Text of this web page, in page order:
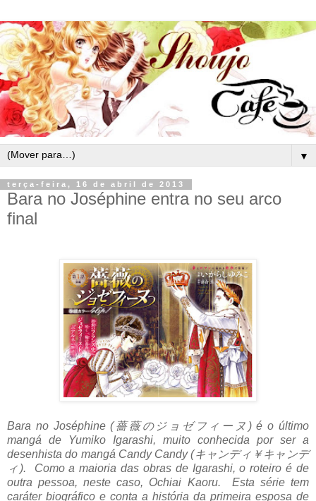
▼
terça-feira, 16 de abril de 2013
Bara no Joséphine entra no seu arco
final
Bara no Joséphine (薔薇のジョゼフィーヌ) é o último
mangá de Yumiko Igarashi, muito conhecida por ser a
desenhista do mangá Candy Candy (キャンディ￥キャンデ
ィ). Como a maioria das obras de Igarashi, o roteiro é de
outra pessoa, neste caso, Ochiai Kaoru. Esta série tem
caráter biográfico e conta a história da primeira esposa de